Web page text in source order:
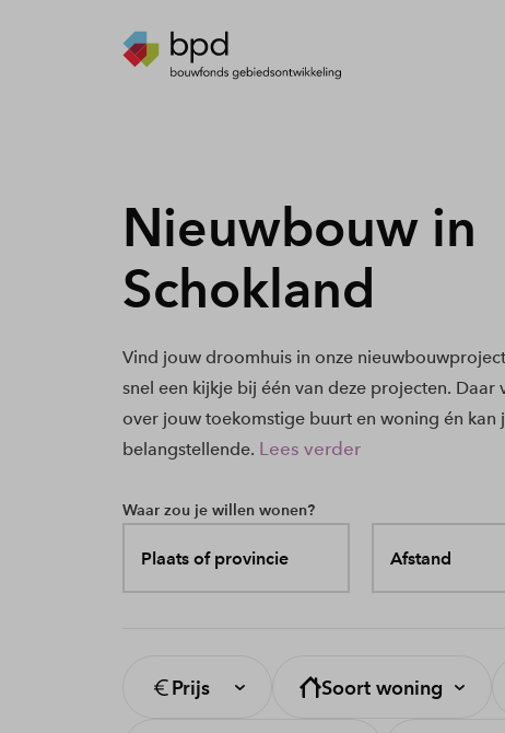
Nieuwbouw in
Schokland
Vind jouw droomhuis in onze
snel een kijkje bij één van deze projecten.
over jouw toekomstige buurt en woning én kan
belangstellende. Lees verder
Waar zou je willen wonen?
Plaats of provincie Afstand
Prijs Soort woning